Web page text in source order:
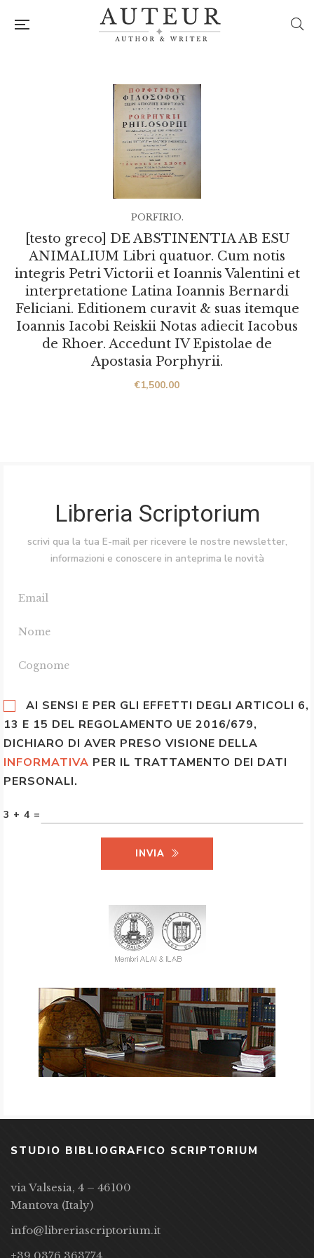
[testo greco] DE ABSTINENTIA AB ESU
ANIMALIUM Libri quatuor. Cum notis
integris Petri Victorii et Ioannis Valentini et
interpretatione Latina Ioannis Bernardi
Feliciani. Editionem curavit & suas itemque
Ioannis Iacobi Reiskii Notas adiecit Iacobus
de Rhoer. Accedunt IV Epistolae de
Apostasia Porphyrii.
€1,500.00
PORFIRIO.
Libreria Scriptorium
scrivi qua la tua E-mail per ricevere le nostre newsletter,
informazioni e conoscere in anteprima le novità
AI SENSI E PER GLI EFFETTI DEGLI ARTICOLI 6,
13 E 15 DEL REGOLAMENTO UE 2016/679,
DICHIARO DI AVER PRESO VISIONE DELLA
INFORMATIVA PER IL TRATTAMENTO DEI DATI
PERSONALI.
3 + 4 =
INVIA
STUDIO BIBLIOGRAFICO SCRIPTORIUM
via Valsesia, 4 – 46100
Mantova (Italy)
info@libreriascriptorium.it